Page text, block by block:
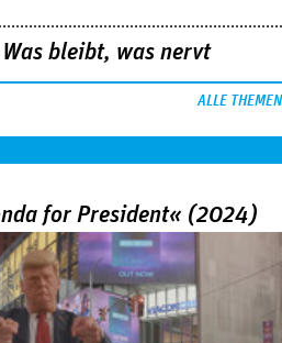
bleibt, was nervt
ALLE THEMEN
for President« (2024)